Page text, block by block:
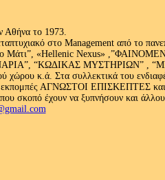
Αθήνα το 1973.
στο Management από το
Μάτι”, «Hellenic Nexus»
ΜΥΣΤΗΡΙΩΝ” , “MEGA
χώρου κ.ά. Στα συλλεκτικά του
εκπομπές ΑΓΝΩΣΤΟΙ ΕΠΙΣΚΕΠΤΕΣ
έχουν να ξυπνήσουν και άλλους